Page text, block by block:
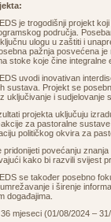
je trogodišnji projekt
područja.
ulogu u zaštiti i
pažnja posvećena
stoke koje čine integralne
uvodi inovativan
sustava. Projekt se
uključivanje i sudjelovanje
projekta uključuju
za pastoralne
političkog okvira za
pridonijeti povećanju
kako bi razvili svijest
se također posebno
i širenje
događajima.
36 mjeseci (01/08/2024 –